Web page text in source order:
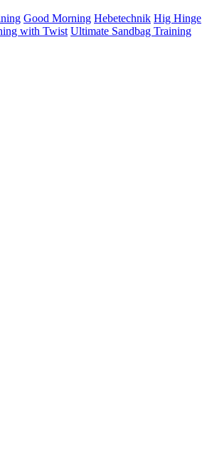
Good Morning Hebetechnik Hig Hinge
with Twist Ultimate Sandbag Training